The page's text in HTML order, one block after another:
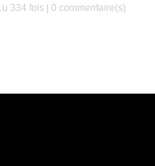
334 fois |0 commentaire(s)